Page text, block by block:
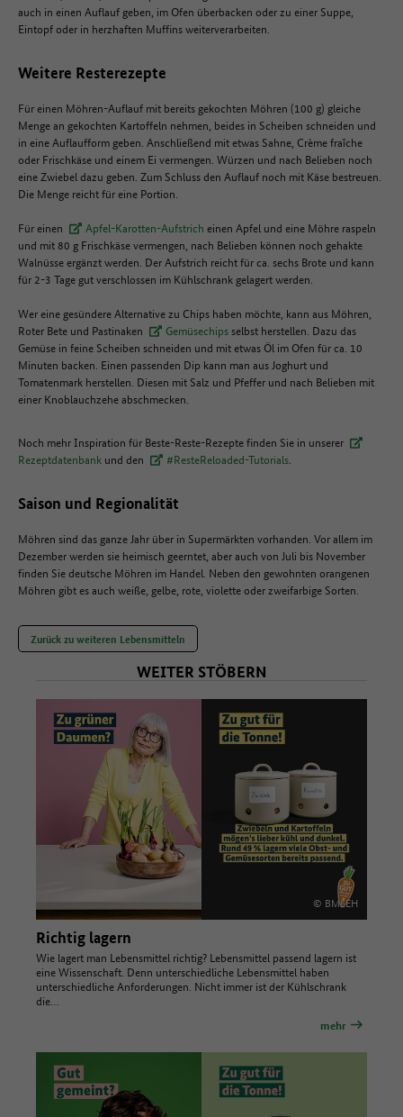
auch in einen Auflauf geben, im Ofen überbacken oder zu einer Suppe,
Eintopf oder in herzhaften Muffins weiterverarbeiten.
Weitere Resterezepte
Für einen Möhren-Auflauf mit bereits gekochten Möhren (100 g) gleiche
Menge an gekochten Kartoffeln nehmen, beides in Scheiben schneiden und
in eine Auflaufform geben. Anschließend mit etwas Sahne, Crème fraîche
oder Frischkäse und einem Ei vermengen. Würzen und nach Belieben noch
eine Zwiebel dazu geben. Zum Schluss den Auflauf noch mit Käse bestreuen.
Die Menge reicht für eine Portion.
Für einen
Apfel-Karotten-Aufstrich einen Apfel und eine Möhre raspeln
und mit 80 g Frischkäse vermengen, nach Belieben können noch gehakte
Walnüsse ergänzt werden. Der Aufstrich reicht für ca. sechs Brote und kann
für 2-3 Tage gut verschlossen im Kühlschrank gelagert werden.
Wer eine gesündere Alternative zu Chips haben möchte, kann aus Möhren,
Roter Bete und Pastinaken
Gemüsechipsselbst herstellen. Dazu das
Gemüse in feine Scheiben schneiden und mit etwas Öl im Ofen für ca. 10
Minuten backen. Einen passenden Dip kann man aus Joghurt und
Tomatenmark herstellen. Diesen mit Salz und Pfeffer und nach Belieben mit
einer Knoblauchzehe abschmecken.
Noch mehr Inspiration für Beste-Reste-Rezepte finden Sie in unserer
Rezeptdatenbank und den #ResteReloaded-Tutorials.
Saison und Regionalität
Möhren sind das ganze Jahr über in Supermärkten vorhanden. Vor allem im
Dezember werden sie heimisch geerntet, aber auch von Juli bis November
finden Sie deutsche Möhren im Handel. Neben den gewohnten orangenen
Möhren gibt es auch weiße, gelbe, rote, violette oder zweifarbige Sorten.
Zurück zu weiteren Lebensmitteln
WEITER STÖBERN
© BMLEH
Richtig lagern
Wie lagert man Lebensmittel richtig? Lebensmittel passend lagern ist
eine Wissenschaft. Denn unterschiedliche Lebensmittel haben
unterschiedliche Anforderungen. Nicht immer ist der Kühlschrank
die…
mehr